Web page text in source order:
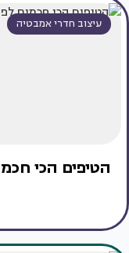
עיצוב חדרי אמבטיה
הטיפים הכי